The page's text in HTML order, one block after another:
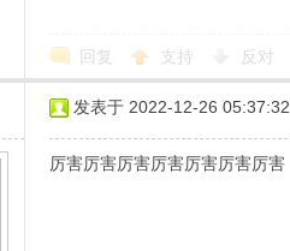
回复 支持 反对
发表于 2022-12-26 05:37:32
厉害厉害厉害厉害厉害厉害厉害